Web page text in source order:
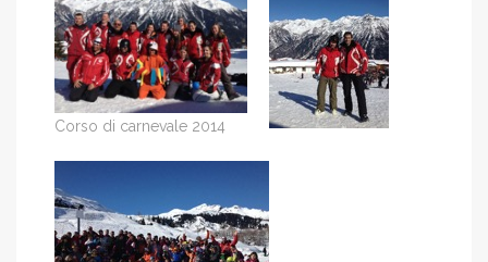
Corso di carnevale 2014